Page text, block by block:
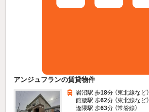
アンジュフランの賃貸物件
岩沼駅 歩18分 （東北線など）
館腰駅 歩62分 （東北線など）
逢隈駅 歩63分 （常磐線）